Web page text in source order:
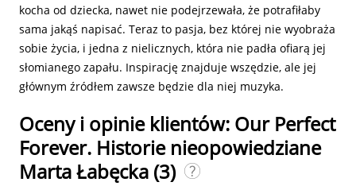
kocha od dziecka, nawet nie podejrzewała, że potrafiłaby
sama jakąś napisać. Teraz to pasja, bez której nie wyobraża
sobie życia, i jedna z nielicznych, która nie padła ofiarą jej
słomianego zapału. Inspirację znajduje wszędzie, ale jej
głównym źródłem zawsze będzie dla niej muzyka.
Oceny i opinie klientów: Our Perfect
Forever. Historie nieopowiedziane
Marta Łabęcka (3)